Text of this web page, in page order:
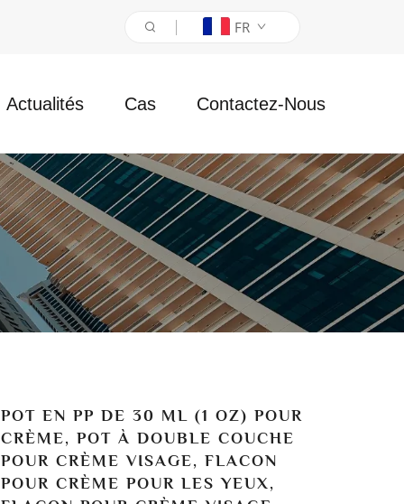
FR
Actualités Cas Contactez-Nous
POT EN PP DE 30 ML (1 OZ) POUR
CRÈME, POT À DOUBLE COUCHE
POUR CRÈME VISAGE, FLACON
POUR CRÈME POUR LES YEUX,